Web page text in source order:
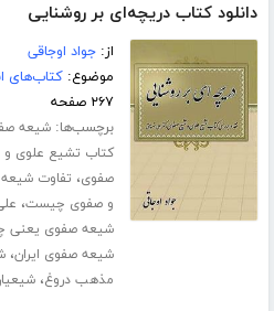
دانلود کتاب دریچه‌ای بر روشنایی
از:جواد اوجاقی
موضوع:کتاب‌های
۲۶۷ صفحه
برچسب‌ها:شیعه
کتاب تشیع علوی
صفوی، تفاوت
و صفوی چیست،
شیعه صفوی یعنی
شیعه صفوی ایران،
مذهب دروغ،